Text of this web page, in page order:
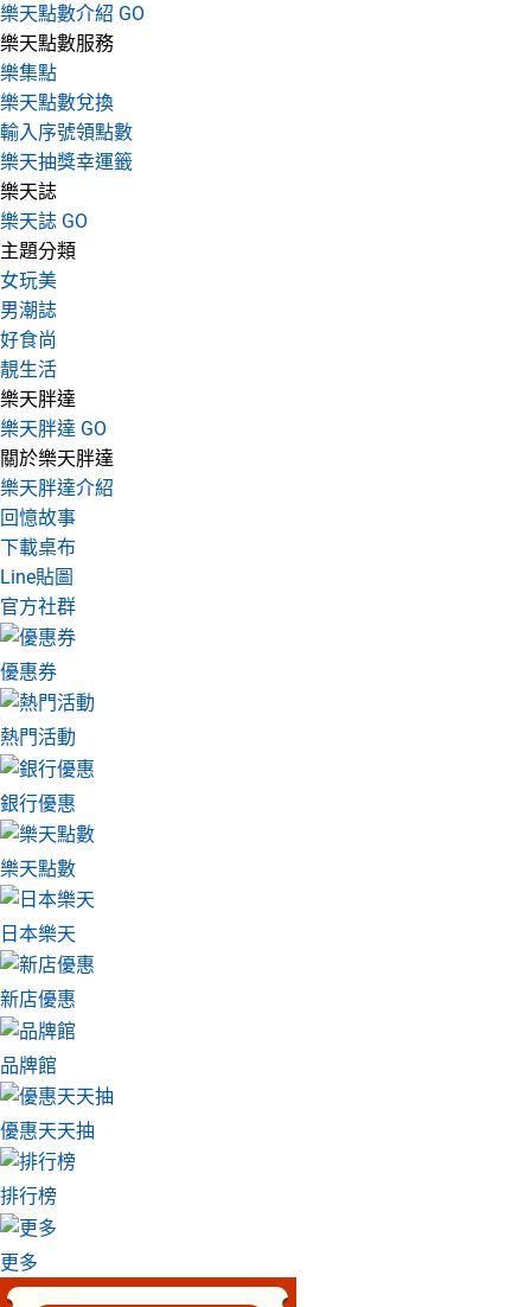
樂天點數介紹 GO
樂天點數服務
樂集點
樂天點數兌換
輸入序號領點數
樂天抽獎幸運籤
樂天誌
樂天誌 GO
主題分類
女玩美
男潮誌
好食尚
靚生活
樂天胖達
樂天胖達 GO
關於樂天胖達
樂天胖達介紹
回憶故事
下載桌布
Line貼圖
官方社群
優惠券
熱門活動
銀行優惠
樂天點數
日本樂天
新店優惠
品牌館
優惠天天抽
排行榜
更多